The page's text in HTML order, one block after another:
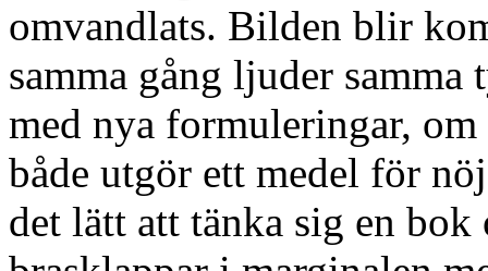
omvandlats. Bilden blir
samma gång ljuder
med nya formuleringar,
både utgör ett medel för
det lätt att tänka sig en